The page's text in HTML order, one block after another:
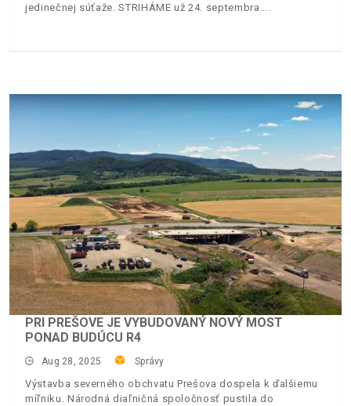
jedinečnej súťaže. STRIHÁME už 24. septembra.
PRI PREŠOVE JE VYBUDOVANÝ NOVÝ MOST
PONAD BUDÚCU R4
Aug 28, 2025 Správy
Výstavba severného obchvatu Prešova dospela k ďalšiemu
míľniku. Národná diaľničná spoločnosť pustila do